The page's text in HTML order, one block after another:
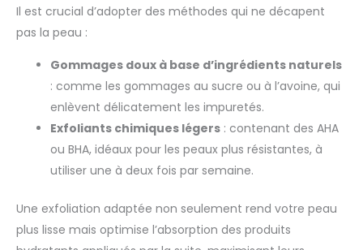
Il est crucial d’adopter des méthodes qui ne décapent
pas la peau :
Gommages doux à base d’ingrédients naturels
: comme les gommages au sucre ou à l’avoine, qui
enlèvent délicatement les impuretés.
Exfoliants chimiques légers : contenant des AHA
ou BHA, idéaux pour les peaux plus résistantes, à
utiliser une à deux fois par semaine.
Une exfoliation adaptée non seulement rend votre peau
plus lisse mais optimise l’absorption des produits